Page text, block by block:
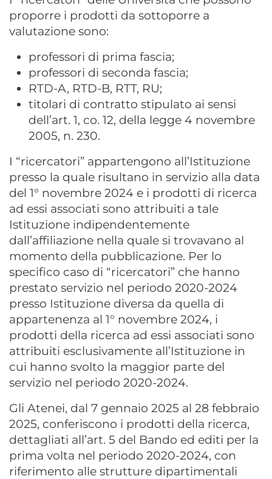
proporre i prodotti da sottoporre a
valutazione sono:
professori di prima fascia;
professori di seconda fascia;
RTD-A, RTD-B, RTT, RU;
titolari di contratto stipulato ai sensi
dell’art. 1, co. 12, della legge 4 novembre
2005, n. 230.
I “ricercatori” appartengono all’Istituzione
presso la quale risultano in servizio alla data
del 1° novembre 2024 e i prodotti di ricerca
ad essi associati sono attribuiti a tale
Istituzione indipendentemente
dall’affiliazione nella quale si trovavano al
momento della pubblicazione. Per lo
specifico caso di “ricercatori” che hanno
prestato servizio nel periodo 2020-2024
presso Istituzione diversa da quella di
appartenenza al 1° novembre 2024, i
prodotti della ricerca ad essi associati sono
attribuiti esclusivamente all’Istituzione in
cui hanno svolto la maggior parte del
servizio nel periodo 2020-2024.
Gli Atenei, dal 7 gennaio 2025 al 28 febbraio
2025, conferiscono i prodotti della ricerca,
dettagliati all’art. 5 del Bando ed editi per la
prima volta nel periodo 2020-2024, con
riferimento alle strutture dipartimentali